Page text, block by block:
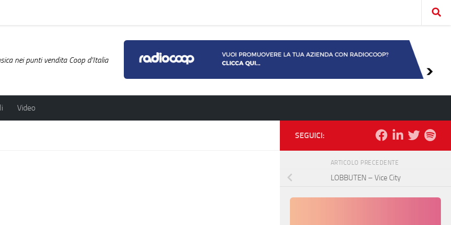
nei punti vendita Coop d'Italia
Video
SEGUICI:
ARTICOLO PRECEDENTE
LOBBUTEN – Vice City